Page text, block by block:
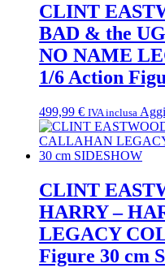
CLINT
BAD & the
NO NAME
1/6 Action
499,99 € IVA inclusa
CLINT
HARRY –
LEGACY
Figure 30 cm